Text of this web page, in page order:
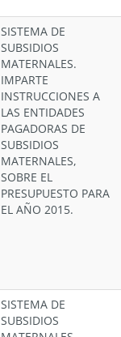
SISTEMA DE
SUBSIDIOS
MATERNALES.
IMPARTE
INSTRUCCIONES A
LAS ENTIDADES
PAGADORAS DE
SUBSIDIOS
MATERNALES,
SOBRE EL
PRESUPUESTO PARA
EL AÑO 2015.
SISTEMA DE
SUBSIDIOS